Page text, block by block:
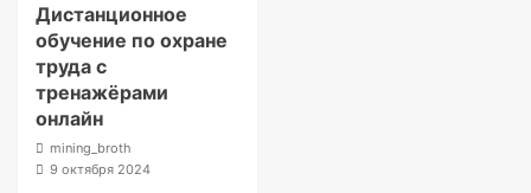
Дистанционное
обучение по охране
труда с
тренажёрами
онлайн
mining_broth
9 октября 2024